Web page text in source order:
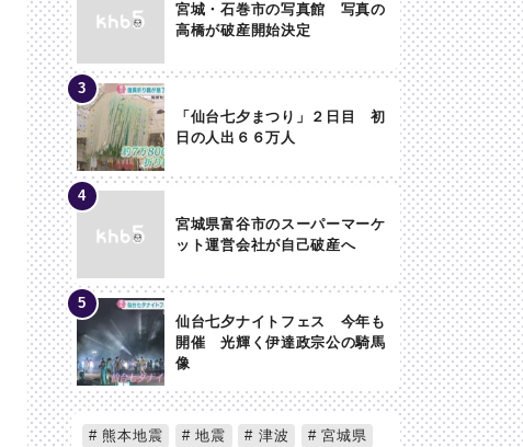
宮城・石巻市の写真館 写真の
高橋が破産開始決定
「仙台七夕まつり」２日目 初
日の人出６６万人
宮城県富谷市のスーパーマーケ
ット運営会社が自己破産へ
仙台七夕ナイトフェス 今年も
開催 光輝く伊達政宗公の騎馬
像
熊本地震 地震 津波
宮城県